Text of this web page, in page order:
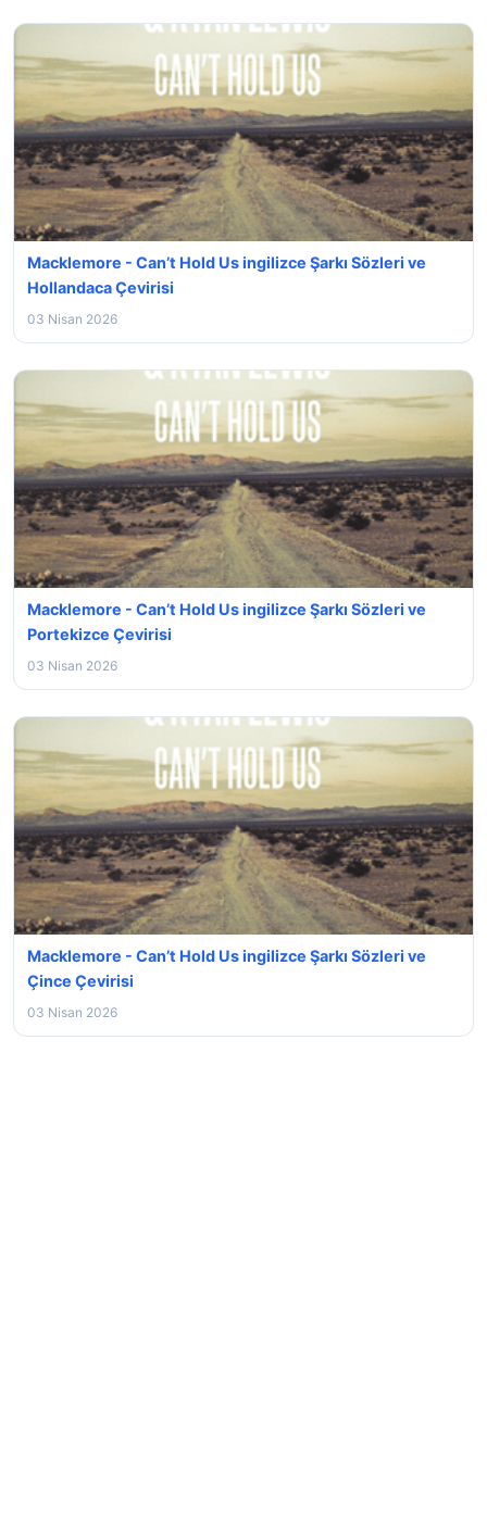
Macklemore - Can’t Hold Us ingilizce Şarkı Sözleri ve
Hollandaca Çevirisi
03 Nisan 2026
Macklemore - Can’t Hold Us ingilizce Şarkı Sözleri ve
Portekizce Çevirisi
03 Nisan 2026
Macklemore - Can’t Hold Us ingilizce Şarkı Sözleri ve
Çince Çevirisi
03 Nisan 2026